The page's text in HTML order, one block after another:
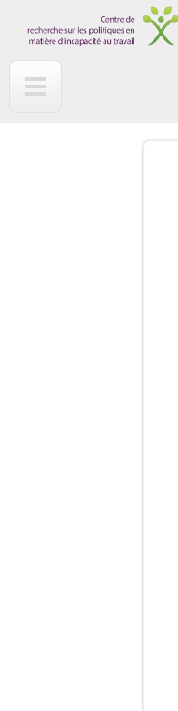
Skip to main content